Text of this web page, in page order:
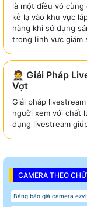
là một điều vô
kẻ lạ vào khu vực
hàng khi sử dụng
trong lĩnh vực giám
🤵 Giải Pháp
Vợt
Giải pháp
người xem với chất
dụng livestream
CAMERA THEO
Bảng báo giá camera